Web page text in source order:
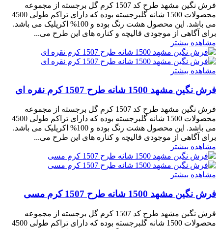
فرش نگین مشهد طرح کد 1507 کرم گل برجسته از مجموعه
محصولات 1500 شانه گلبرجسته بوده که دارای تراکم طولی 4500
می باشد. این محصول هشت رنگ بوده و 100% اکریلیک می باشد.
برای آگاهی از موجودی قالیچه و کناره های این طرح می...
مشاهده بیشتر
مشاهده بیشتر
فرش نگین مشهد 1500 شانه طرح 1507 کرم نقره ای
فرش نگین مشهد طرح کد 1507 کرم گل برجسته از مجموعه
محصولات 1500 شانه گلبرجسته بوده که دارای تراکم طولی 4500
می باشد. این محصول هشت رنگ بوده و 100% اکریلیک می باشد.
برای آگاهی از موجودی قالیچه و کناره های این طرح می...
مشاهده بیشتر
مشاهده بیشتر
فرش نگین مشهد 1500 شانه طرح 1507 کرم مسی
فرش نگین مشهد طرح کد 1507 کرم گل برجسته از مجموعه
محصولات 1500 شانه گلبرجسته بوده که دارای تراکم طولی 4500